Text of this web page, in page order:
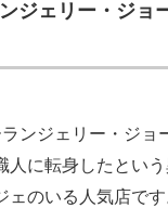
ジェリー・ジョ
ンジェリー・ジョ
人に転身したとい
ェのいる人気店で